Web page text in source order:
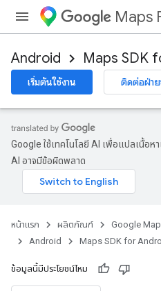
Maps
Android Maps SDK
เริ่มต้นใช้งาน ติดต่อฝ่าย
Google ใช้เทคโนโลยี AI เพื่อแปลเนื้อ
AI อาจมีข้อผิดพลาด
หน้าแรก ผลิตภัณฑ์ Google
Android
Maps SDK for
ข้อมูลนี้มีประโยชน์ไหม